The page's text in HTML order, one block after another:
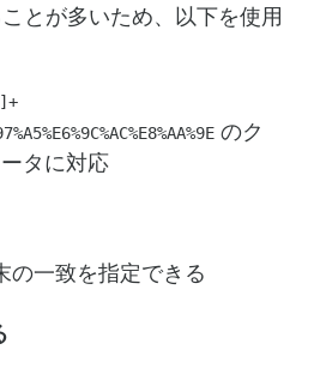
とが多いため、以下を使用
のク
タに対応
の一致を指定できる